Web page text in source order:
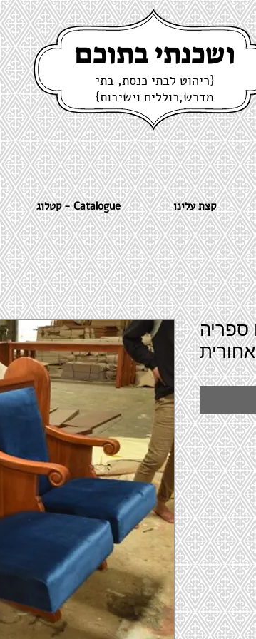
ושכנתי בתוכם
{ריהוט לבתי כנסת, בתי
מדרש,כוללים וישיבות}
קטלוג - Catalogue קצת עלינו
ספריה
אחורית